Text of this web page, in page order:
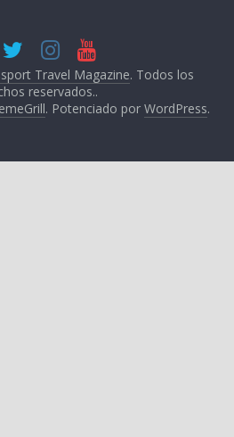
Travel Magazine. Todos los
reservados..
. Potenciado por WordPress.